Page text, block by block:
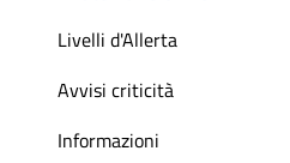
Livelli d'Allerta
Avvisi criticità
Informazioni